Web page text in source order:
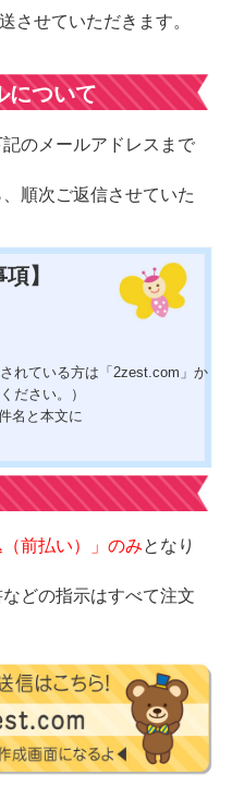
させていただきます。
について
のメールアドレスまで
順次ご返信させていた
】
れている方は 「2zest.com」か
ださい。）
名と本文に
（前払い）」のみとなり
どの指示はすべて注文